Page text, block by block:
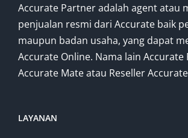
Accurate Partner adalah agent atau
penjualan resmi dari Accurate baik
maupun badan usaha, yang dapat
Accurate Online. Nama lain Accurate
Accurate Mate atau Reseller
LAYANAN